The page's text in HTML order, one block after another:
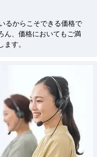
るからこそできる価格で
ん、価格においてもご満
す。